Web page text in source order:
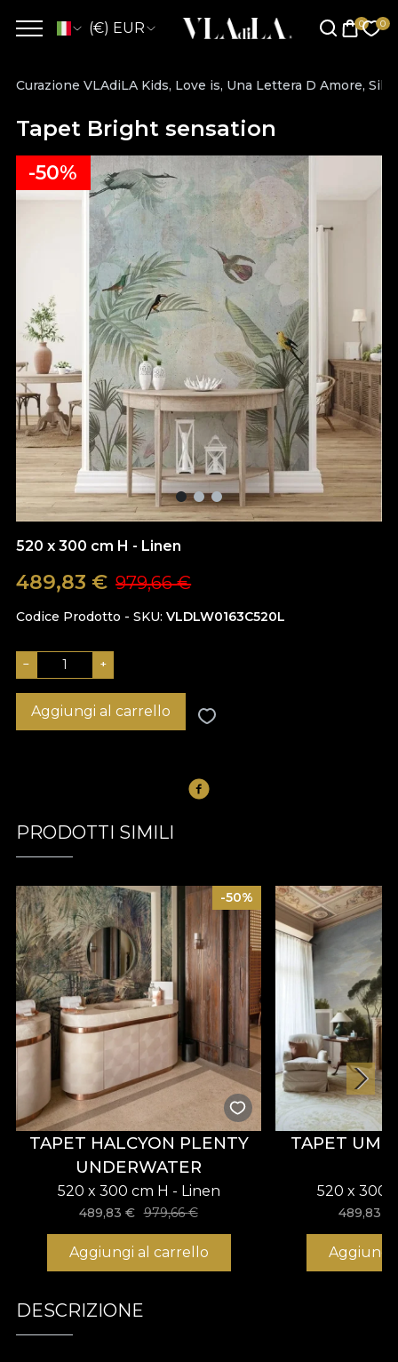
(€) EUR
Curazione VLAdiLA Kids, Love is, Una Lettera D Amore,
Tapet Bright sensation
-50%
520 x 300 cm H - Linen
489,83 € 979,66€
Codice Prodotto - SKU VLDLW0163C520L
− +
Aggiungi al carrello
PRODOTTI SIMILI
-50%
TAPET HALCYON PLENTY
UNDERWATER
520 x 300 cm H - Linen
489,83€ 979,66€
Aggiungi al carrello
TAPET
520 x 300
489,83
Aggiungi
DESCRIZIONE